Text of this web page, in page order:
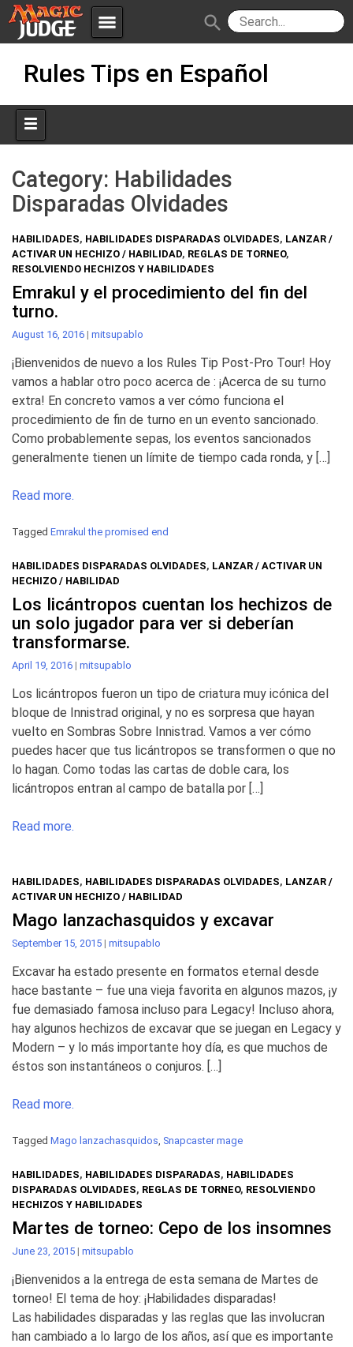
menu
Apps JudgeApps
Forum
Judges
Policies IPG
JAR
search
Rules Tips en Español
Category: Habilidades
Disparadas Olvidades
HABILIDADES, HABILIDADES DISPARADAS OLVIDADES, LANZAR /
ACTIVAR UN HECHIZO / HABILIDAD, REGLAS DE TORNEO,
RESOLVIENDO HECHIZOS Y HABILIDADES
Emrakul y el procedimiento del fin del
turno.
August 16, 2016 | mitsupablo
¡Bienvenidos de nuevo a los Rules Tip Post-Pro Tour! Hoy
vamos a hablar otro poco acerca de : ¡Acerca de su turno
extra! En concreto vamos a ver cómo funciona el
procedimiento de fin de turno en un evento sancionado.
Como probablemente sepas, los eventos sancionados
generalmente tienen un límite de tiempo cada ronda, y […]
Read more.
Tagged Emrakul the promised end
HABILIDADES DISPARADAS OLVIDADES, LANZAR / ACTIVAR UN
HECHIZO / HABILIDAD
Los licántropos cuentan los hechizos de
un solo jugador para ver si deberían
transformarse.
April 19, 2016 | mitsupablo
Los licántropos fueron un tipo de criatura muy icónica del
bloque de Innistrad original, y no es sorpresa que hayan
vuelto en Sombras Sobre Innistrad. Vamos a ver cómo
puedes hacer que tus licántropos se transformen o que no
lo hagan. Como todas las cartas de doble cara, los
licántropos entran al campo de batalla por […]
Read more.
HABILIDADES, HABILIDADES DISPARADAS OLVIDADES, LANZAR /
ACTIVAR UN HECHIZO / HABILIDAD
Mago lanzachasquidos y excavar
September 15, 2015 | mitsupablo
Excavar ha estado presente en formatos eternal desde
hace bastante – fue una vieja favorita en algunos mazos, ¡y
fue demasiado famosa incluso para Legacy! Incluso ahora,
hay algunos hechizos de excavar que se juegan en Legacy y
Modern – y lo más importante hoy día, es que muchos de
éstos son instantáneos o conjuros. […]
Read more.
Tagged Mago lanzachasquidos, Snapcaster mage
HABILIDADES, HABILIDADES DISPARADAS, HABILIDADES
DISPARADAS OLVIDADES, REGLAS DE TORNEO, RESOLVIENDO
HECHIZOS Y HABILIDADES
Martes de torneo: Cepo de los insomnes
June 23, 2015 | mitsupablo
¡Bienvenidos a la entrega de esta semana de Martes de
torneo! El tema de hoy: ¡Habilidades disparadas!
Las habilidades disparadas y las reglas que las involucran
han cambiado a lo largo de los años, así que es importante